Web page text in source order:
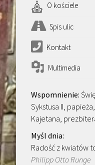
O kościele
Spis ulic
Kontakt
Multimedia
Sykstusa II,
Kajetana,
Radość z kwiatów
Philipp Otto Runge